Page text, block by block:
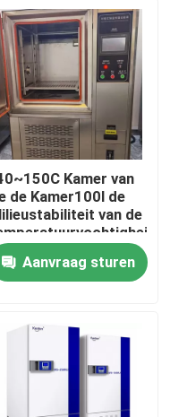
Kamer van
de Kamer100l de
van de
Aanvraag sturen